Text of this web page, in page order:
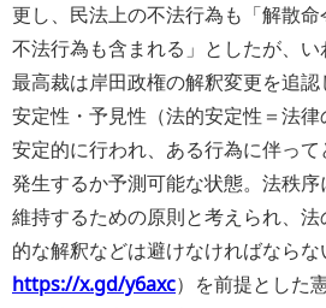
更し、民法上の不法行為も「解散命
不法行為も含まれる」としたが、
最高裁は岸田政権の解釈変更を追認
安定性・予見性（法的安定性＝法
安定的に行われ、ある行為に伴っ
発生するか予測可能な状態。法秩
維持するための原則と考えられ、
的な解釈などは避けなければならな
https://x.gd/y6axc）を前提とした